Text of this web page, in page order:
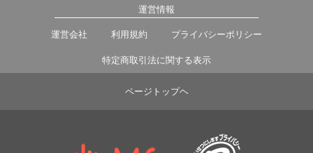
運営情報
運営会社 利用規約 プライバシーポリシー
特定商取引法に関する表示
ページトップヘ